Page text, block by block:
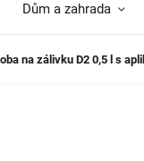
Dům a zahrada
na zálivku D2 0,5 l s